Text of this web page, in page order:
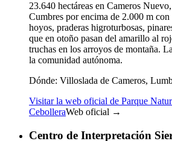
23.640 hectáreas en Cameros
Cumbres por encima de 2.000 m
hoyos, praderas higroturbosas,
que en otoño pasan del amarillo al
truchas en los arroyos de montaña.
la comunidad autónoma.
Dónde: Villoslada de Cameros,
Visitar la web oficial de Parque
CebolleraWeb oficial →
Centro de Interpretación